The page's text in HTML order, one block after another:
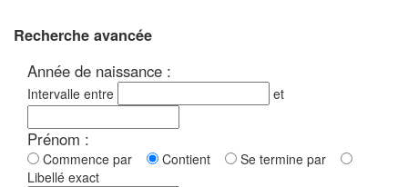
Recherche avancée
Année de naissance :
Intervalle entre et
Prénom :
Commence par Contient
Se termine par
Libellé exact